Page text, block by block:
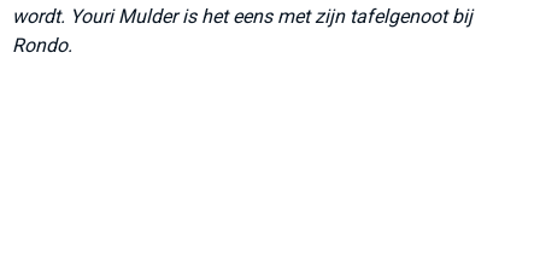
wordt. Youri Mulder is het eens met zijn tafelgenoot bij
Rondo.